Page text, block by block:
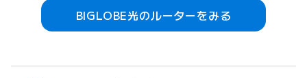
BIGLOBE光のルーターをみる